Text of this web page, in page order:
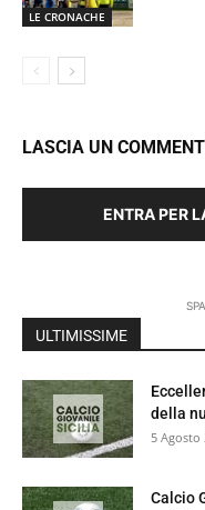
LE CRONACHE
LASCIA UN
ENTRA PER
ULTIMISSIME
della
5 Agosto
Calcio